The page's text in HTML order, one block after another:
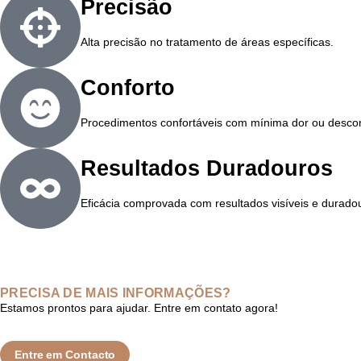
Precisão
Alta precisão no tratamento de áreas específicas.
Conforto
Procedimentos confortáveis com mínima dor ou
Resultados Duradouros
Eficácia comprovada com resultados visíveis e
PRECISA DE MAIS INFORMAÇÕES?
Estamos prontos para ajudar. Entre em contato agora!
Entre em Contacto